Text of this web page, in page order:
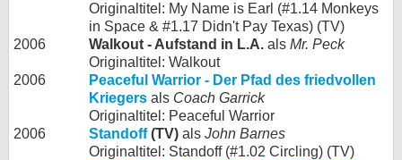
Originaltitel: My Name is Earl (#1.14 Monkeys
in Space & #1.17 Didn't Pay Texas) (TV)
2006
Walkout - Aufstand in L.A. als Mr. Peck
Originaltitel: Walkout
2006
Peaceful Warrior - Der Pfad des friedvollen
Kriegers als Coach Garrick
Originaltitel: Peaceful Warrior
2006
Standoff(TV) als John Barnes
Originaltitel: Standoff (#1.02 Circling) (TV)